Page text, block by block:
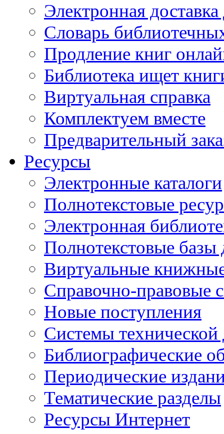
Электронная
Словарь
Продление книг
Библиотека ищет
Виртуальная справка
Комплектуем вместе
Предварительный
Ресурсы
Электронные каталоги
Полнотекстовые
Электронная
Полнотекстовые
Виртуальные
Справочно-правовые
Новые поступления
Cистемы
Библиографические
Периодические
Тематические разделы
Ресурсы Интернет